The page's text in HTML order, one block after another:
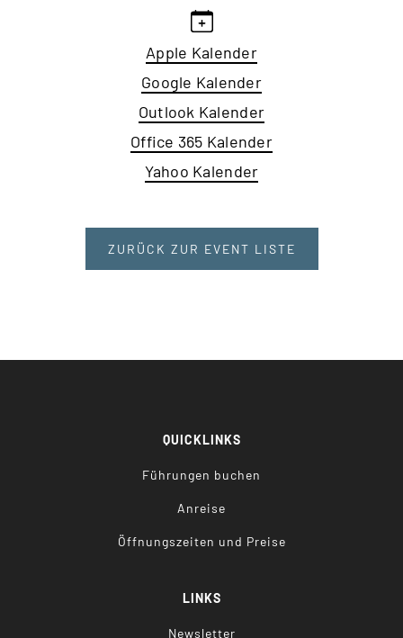
Apple Kalender
Google Kalender
Outlook Kalender
Office 365 Kalender
Yahoo Kalender
ZURÜCK ZUR EVENT LISTE
QUICKLINKS
Führungen buchen
Anreise
Öffnungszeiten und Preise
LINKS
Newsletter